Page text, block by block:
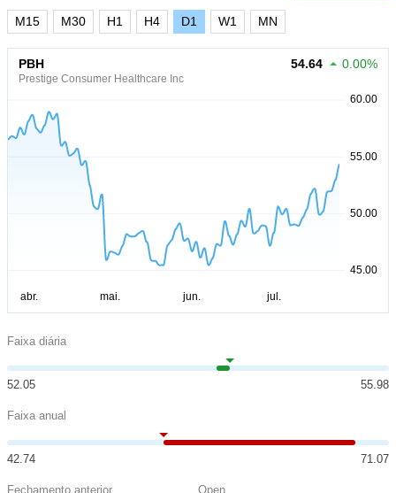
M15 M30 H1 H4 D1 W1 MN
PBH
Prestige Consumer Healthcare Inc
54.64 0.00%
Faixa diária
52.05 55.98
Faixa anual
42.74 71.07
Fechamento anterior Open